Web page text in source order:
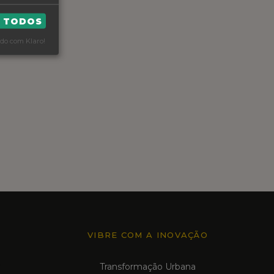
VIBRE COM A INOVAÇÃO
Transformação Urbana
TODOS
com Klaro!